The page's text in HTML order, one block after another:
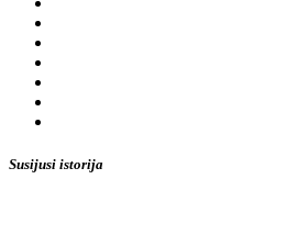
Susijusi istorija